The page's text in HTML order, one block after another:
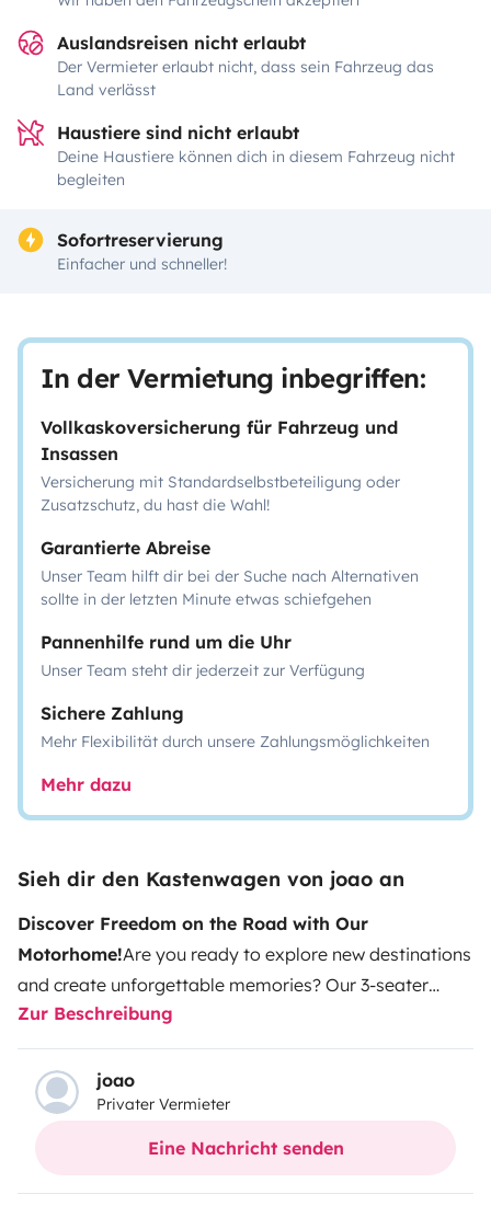
Auslandsreisen nicht erlaubt
Der Vermieter erlaubt nicht, dass sein Fahrzeug das
Land verlässt
Haustiere sind nicht erlaubt
Deine Haustiere können dich in diesem Fahrzeug nicht
begleiten
Sofortreservierung
Einfacher und schneller!
In der Vermietung inbegriffen:
Vollkaskoversicherung für Fahrzeug und
Insassen
Versicherung mit Standardselbstbeteiligung oder
Zusatzschutz, du hast die Wahl!
Garantierte Abreise
Unser Team hilft dir bei der Suche nach Alternativen
sollte in der letzten Minute etwas schiefgehen
Pannenhilfe rund um die Uhr
Unser Team steht dir jederzeit zur Verfügung
Sichere Zahlung
Mehr Flexibilität durch unsere Zahlungsmöglichkeiten
Mehr dazu
Sieh dir den Kastenwagen von joao an
Discover Freedom on the Road with Our
Motorhome!Are you ready to explore new destinations
and create unforgettable memories? Our 3-seater
motorhome is the perfect choice for those seeking
comfort, practicality, and the freedom to travel in
style. Ideal for couples, families, or small groups of
friends, it offers everything you need for a worry-free
Features: Optimized Space
accommodations.Home Comfort on the Road– Fully
Zur Beschreibung
joao
Privater Vermieter
Eine Nachricht senden